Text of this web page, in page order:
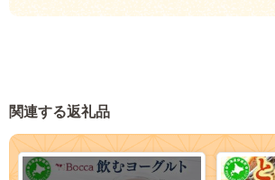
関連する返礼品